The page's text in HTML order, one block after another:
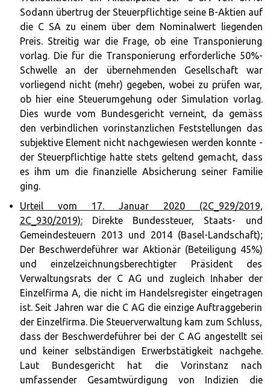
Sodann übertrug der Steuerpflichtige seine B-Aktien auf
die C SA zu einem über dem Nominalwert liegenden
Preis. Streitig war die Frage, ob eine Transponierung
vorlag. Die für die Transponierung erforderliche 50%-
Schwelle an der übernehmenden Gesellschaft war
vorliegend nicht (mehr) gegeben, wobei zu prüfen war,
ob hier eine Steuerumgehung oder Simulation vorlag.
Dies wurde vom Bundesgericht verneint, da gemäss
den verbindlichen vorinstanzlichen Feststellungen das
subjektive Element nicht nachgewiesen werden konnte -
der Steuerpflichtige hatte stets geltend gemacht, dass
es ihm um die finanzielle Absicherung seiner Familie
ging.
Urteil vom 17. Januar 2020 (2C_929/2019,
2C_930/2019):Direkte Bundessteuer, Staats- und
Gemeindesteuern 2013 und 2014 (Basel-Landschaft);
Der Beschwerdeführer war Aktionär (Beteiligung 45%)
und einzelzeichnungsberechtigter Präsident des
Verwaltungsrats der C AG und zugleich Inhaber der
Einzelfirma A, die nicht im Handelsregister eingetragen
ist. Seit Jahren war die C AG die einzige Auftraggeberin
der Einzelfirma. Die Steuerverwaltung kam zum Schluss,
dass der Beschwerdeführer bei der C AG angestellt sei
und keiner selbständigen Erwerbstätigkeit nachgehe.
Laut Bundesgericht hat die Vorinstanz nach
umfassender Gesamtwürdigung von Indizien die